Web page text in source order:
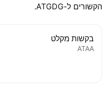
הקשורים ל-ATGDG.
בקשות מקלט
ATAA